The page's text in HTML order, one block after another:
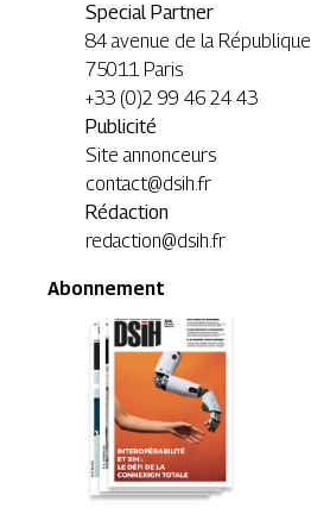
Special Partner
84 avenue de la République
75011 Paris
+33 (0)2 99 46 24 43
Publicité
Site annonceurs
contact@dsih.fr
Rédaction
redaction@dsih.fr
Abonnement